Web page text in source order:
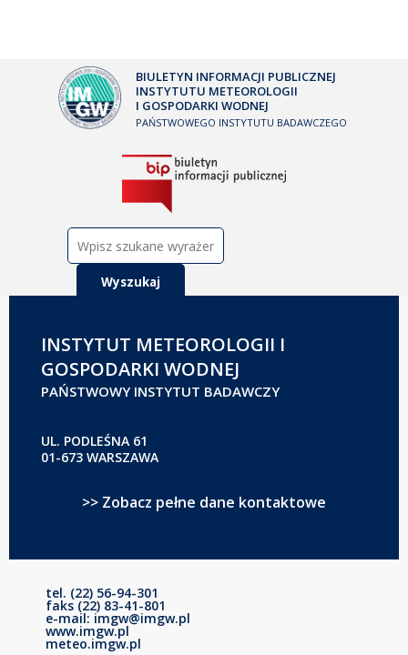
BIULETYN INFORMACJI PUBLICZNEJ
INSTYTUTU METEOROLOGII
I GOSPODARKI WODNEJ
PAŃSTWOWEGO INSTYTUTU BADAWCZEGO
INSTYTUT METEOROLOGII I
GOSPODARKI WODNEJ
PAŃSTWOWY INSTYTUT BADAWCZY
UL. PODLEŚNA 61
01-673 WARSZAWA
>> Zobacz pełne dane kontaktowe
tel. (22) 56-94-301
faks (22) 83-41-801
e-mail: imgw@imgw.pl
www.imgw.pl
meteo.imgw.pl